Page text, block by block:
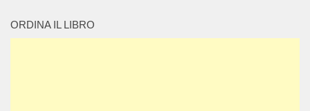
ORDINA IL LIBRO